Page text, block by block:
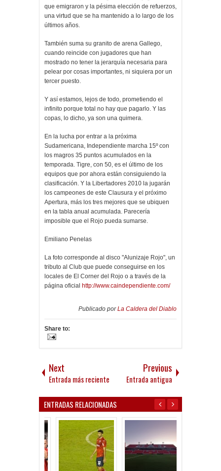
que emigraron y la pésima elección de refuerzos,
una virtud que se ha mantenido a lo largo de los
últimos años.
También suma su granito de arena Gallego,
cuando reincide con jugadores que han
mostrado no tener la jerarquía necesaria para
pelear por cosas importantes, ni siquiera por un
tercer puesto.
Y así estamos, lejos de todo, prometiendo el
infinito porque total no hay que pagarlo. Y las
copas, lo dicho, ya son una quimera.
En la lucha por entrar a la próxima
Sudamericana, Independiente marcha 15º con
los magros 35 puntos acumulados en la
temporada. Tigre, con 50, es el último de los
equipos que por ahora están consiguiendo la
clasificación. Y la Libertadores 2010 la jugarán
los campeones de este Clausura y el próximo
Apertura, más los tres mejores que se ubiquen
en la tabla anual acumulada. Parecería
imposible que el Rojo pueda sumarse.
Emiliano Penelas
La foto corresponde al disco "Alunizaje Rojo", un
tributo al Club que puede conseguirse en los
locales de El Corner del Rojo o a través de la
página oficial http://www.caindependiente.com/
Publicado porLa Caldera del Diablo
Share to:
Next
Entrada más reciente
Previous
Entrada antigua
ENTRADAS RELACIONADAS